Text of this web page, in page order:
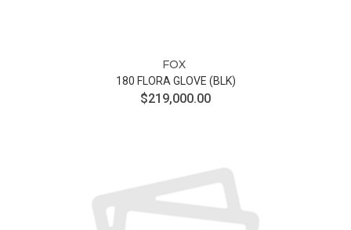
FOX
180 FLORA GLOVE (BLK)
$219,000.00